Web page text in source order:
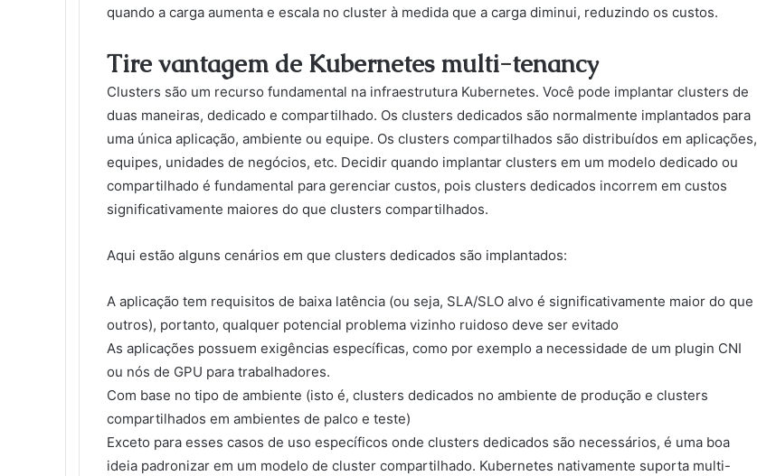
quando a carga aumenta e escala no cluster à medida que a carga diminui, reduzindo os custos.
Tire vantagem de Kubernetes multi-tenancy
Clusters são um recurso fundamental na infraestrutura Kubernetes. Você pode implantar clusters de
duas maneiras, dedicado e compartilhado. Os clusters dedicados são normalmente implantados para
uma única aplicação, ambiente ou equipe. Os clusters compartilhados são distribuídos em aplicações,
equipes, unidades de negócios, etc. Decidir quando implantar clusters em um modelo dedicado ou
compartilhado é fundamental para gerenciar custos, pois clusters dedicados incorrem em custos
significativamente maiores do que clusters compartilhados.
Aqui estão alguns cenários em que clusters dedicados são implantados:
A aplicação tem requisitos de baixa latência (ou seja, SLA/SLO alvo é significativamente maior do que
outros), portanto, qualquer potencial problema vizinho ruidoso deve ser evitado
As aplicações possuem exigências específicas, como por exemplo a necessidade de um plugin CNI
ou nós de GPU para trabalhadores.
Com base no tipo de ambiente (isto é, clusters dedicados no ambiente de produção e clusters
compartilhados em ambientes de palco e teste)
Exceto para esses casos de uso específicos onde clusters dedicados são necessários, é uma boa
ideia padronizar em um modelo de cluster compartilhado. Kubernetes nativamente suporta multi-